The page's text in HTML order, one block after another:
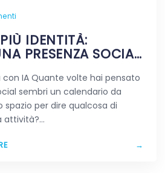
IDENTITÀ:
PRESENZA SOCIAL
IA Quante volte hai pensato
sembri un calendario da
per dire qualcosa di
attività?…
→